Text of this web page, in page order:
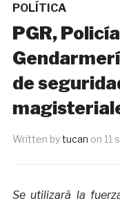
POLÍTICA
PGR,
de
Written bytucan on 11
Se utilizará la